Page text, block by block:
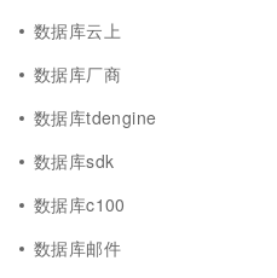
数据库云上
数据库厂商
数据库tdengine
数据库sdk
数据库c100
数据库邮件